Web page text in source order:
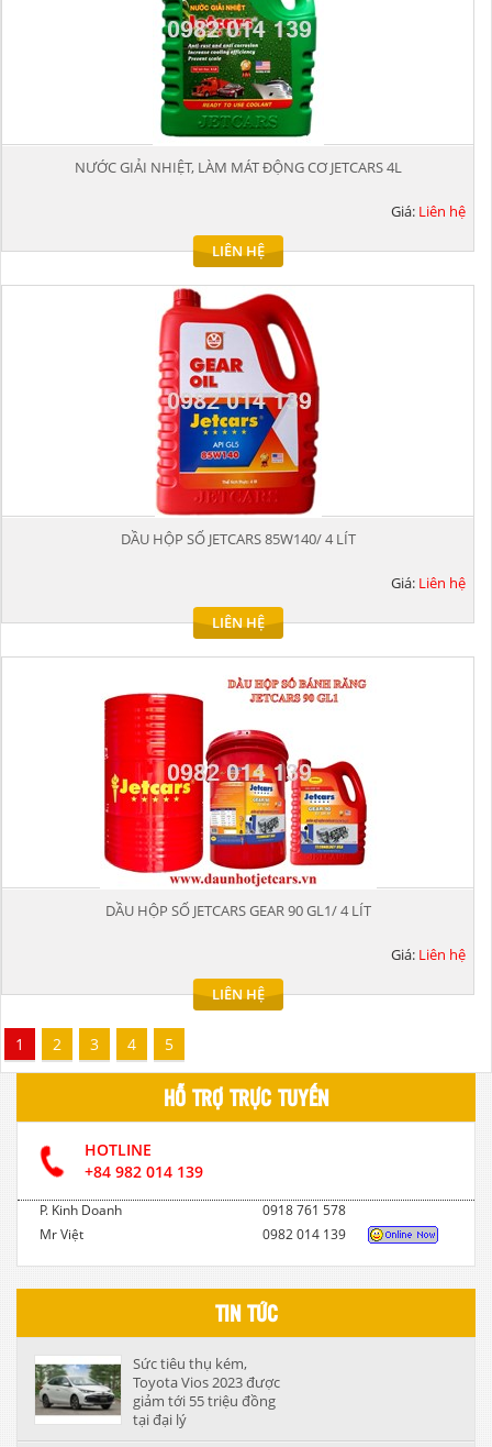
NƯỚC GIẢI NHIỆT, LÀM MÁT ĐỘNG CƠ JETCARS 4L
Giá: Liên hệ
LIÊN HỆ
DẦU HỘP SỐ JETCARS 85W140/ 4 LÍT
Giá: Liên hệ
LIÊN HỆ
DẦU HỘP SỐ JETCARS GEAR 90 GL1/ 4 LÍT
Giá: Liên hệ
LIÊN HỆ
1 2 3 4 5
HỖ TRỢ TRỰC TUYẾN
HOTLINE
+84 982 014 139
P. Kinh Doanh
0918 761 578
Mr Việt
0982 014 139
TIN TỨC
Sức tiêu thụ kém,
Toyota Vios 2023 được
giảm tới 55 triệu đồng
tại đại lý